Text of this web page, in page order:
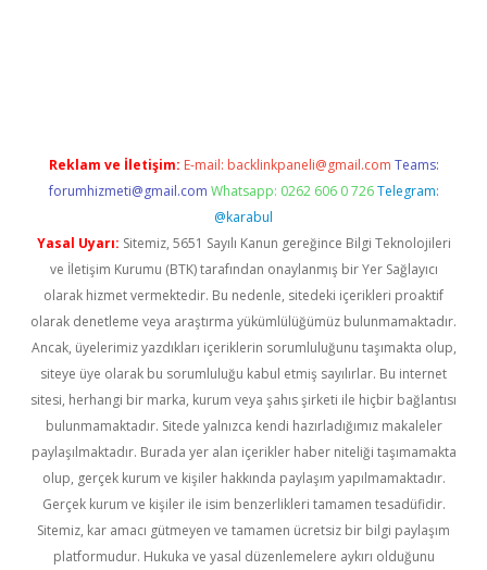
Reklam ve İletişim: E-mail: backlinkpaneli@gmail.com Teams:
forumhizmeti@gmail.com Whatsapp: 0262 606 0 726 Telegram:
@karabul
Yasal Uyarı: Sitemiz, 5651 Sayılı Kanun gereğince Bilgi Teknolojileri
ve İletişim Kurumu (BTK) tarafından onaylanmış bir Yer Sağlayıcı
olarak hizmet vermektedir. Bu nedenle, sitedeki içerikleri proaktif
olarak denetleme veya araştırma yükümlülüğümüz bulunmamaktadır.
Ancak, üyelerimiz yazdıkları içeriklerin sorumluluğunu taşımakta olup,
siteye üye olarak bu sorumluluğu kabul etmiş sayılırlar. Bu internet
sitesi, herhangi bir marka, kurum veya şahıs şirketi ile hiçbir bağlantısı
bulunmamaktadır. Sitede yalnızca kendi hazırladığımız makaleler
paylaşılmaktadır. Burada yer alan içerikler haber niteliği taşımamakta
olup, gerçek kurum ve kişiler hakkında paylaşım yapılmamaktadır.
Gerçek kurum ve kişiler ile isim benzerlikleri tamamen tesadüfidir.
Sitemiz, kar amacı gütmeyen ve tamamen ücretsiz bir bilgi paylaşım
platformudur. Hukuka ve yasal düzenlemelere aykırı olduğunu